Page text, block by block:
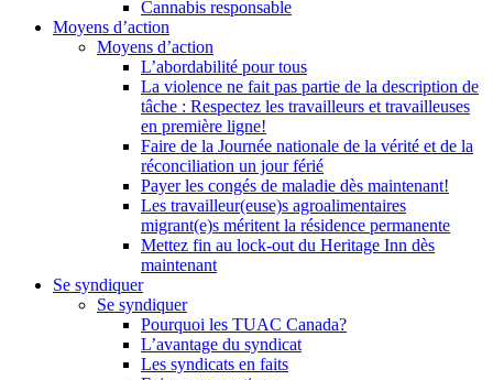
Cannabis responsable
Moyens d’action
Moyens d’action
L’abordabilité pour tous
La violence ne fait pas partie de la description de
tâche : Respectez les travailleurs et travailleuses
en première ligne!
Faire de la Journée nationale de la vérité et de la
réconciliation un jour férié
Payer les congés de maladie dès maintenant!
Les travailleur(euse)s agroalimentaires
migrant(e)s méritent la résidence permanente
Mettez fin au lock-out du Heritage Inn dès
maintenant
Se syndiquer
Se syndiquer
Pourquoi les TUAC Canada?
L’avantage du syndicat
Les syndicats en faits